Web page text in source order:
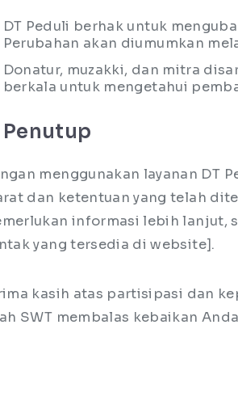
DT Peduli berhak untuk
Perubahan akan diumumkan
Donatur, muzakki, dan mitra
berkala untuk mengetahui
Penutup
menggunakan layanan DT
dan ketentuan yang telah
informasi lebih lanjut,
yang tersedia di website].
kasih atas partisipasi dan
SWT membalas kebaikan